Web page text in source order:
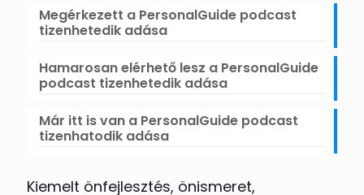
Megérkezett a PersonalGuide podcast
tizenhetedik adása
Hamarosan elérhető lesz a PersonalGuide
podcast tizenhetedik adása
Már itt is van a PersonalGuide podcast
tizenhatodik adása
Kiemelt önfejlesztés, önismeret,